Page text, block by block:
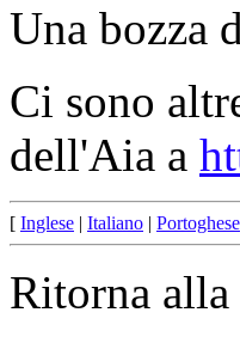
Una bozza
Ci sono
dell'Aia a
[ Inglese | Italiano | Portoghese
Ritorna alla